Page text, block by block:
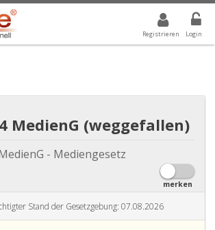
Registrieren Login
GEWÄHLTER WERT IST ALLE
MedienG (weggefallen)
- Mediengesetz
merken
Stand der Gesetzgebung: 07.08.2026